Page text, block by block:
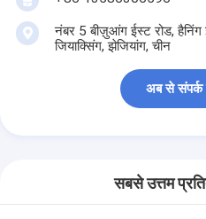
नंबर 5 बीज़ुआंग ईस्ट रोड, हैनिंग
जियाक्सिंग, झेजियांग, चीन
अब से
सबसे उत्तम